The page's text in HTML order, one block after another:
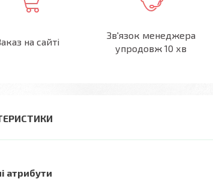
на сайті
Зв'язок менеджера
упродовж 10 хв
атрибути